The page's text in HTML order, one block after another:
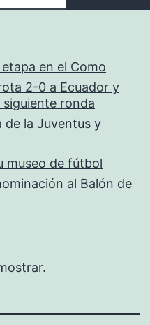
en el Como
2-0 a Ecuador y
ronda
de la Juventus y
museo de fútbol
al Balón de